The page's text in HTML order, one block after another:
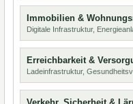
Immobilien &
Digitale Infrastruktur,
Erreichbarkeit &
Ladeinfrastruktur,